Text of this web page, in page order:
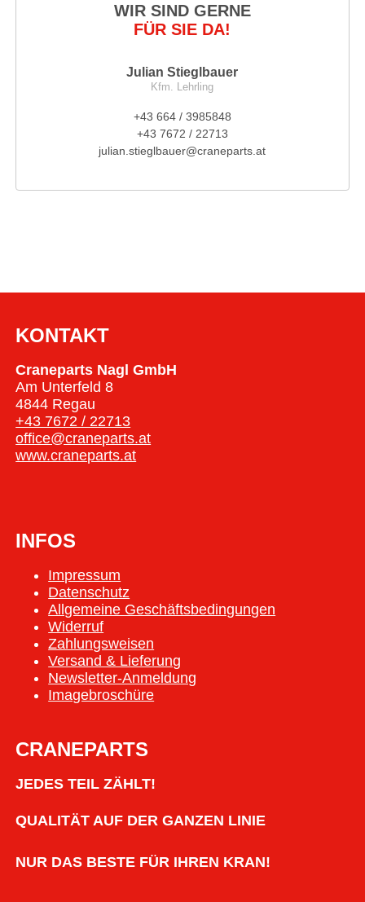
WIR SIND GERNE
FÜR SIE DA!
Julian Stieglbauer
Kfm. Lehrling
+43 664 / 3985848
+43 7672 / 22713
julian.stieglbauer@craneparts.at
KONTAKT
Craneparts Nagl GmbH
Am Unterfeld 8
4844 Regau
+43 7672 / 22713
office@craneparts.at
www.craneparts.at
INFOS
Impressum
Datenschutz
Allgemeine Geschäftsbedingungen
Widerruf
Zahlungsweisen
Versand & Lieferung
Newsletter-Anmeldung
Imagebroschüre
CRANEPARTS
JEDES TEIL ZÄHLT!
QUALITÄT AUF DER GANZEN LINIE
NUR DAS BESTE FÜR IHREN KRAN!